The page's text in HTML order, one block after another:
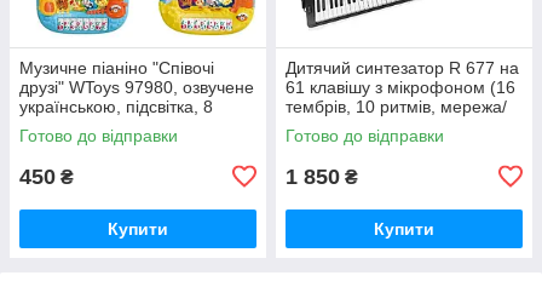
Музичне піаніно "Співочі
друзі" WToys 97980, озвучене
українською, підсвітка, 8
пісень, 8 казок, віршики,
цифри, ноти
Готово до відправки
450 ₴
Купити
Дитячий синтезатор R 677 на
61 клавішу з мікрофоном (16
тембрів, 10 ритмів, мережа/
батарейки)
Готово до відправки
1 850 ₴
Купити